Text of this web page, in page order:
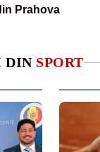
Prahova
DIN SPORT